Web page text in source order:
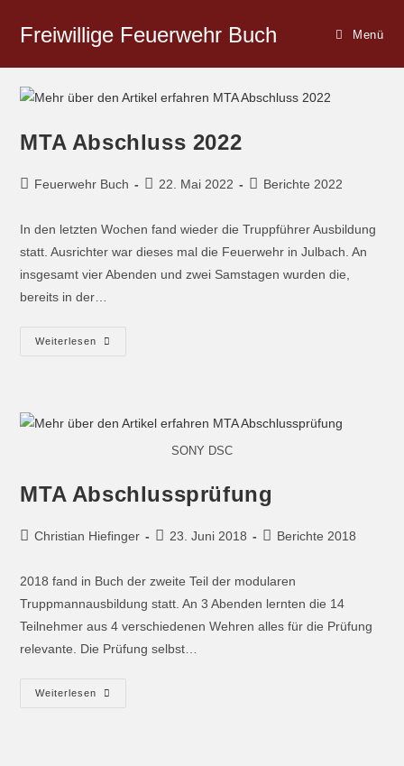
Freiwillige Feuerwehr Buch Menü
MTA Abschluss 2022
Feuerwehr Buch 22. Mai 2022 Berichte 2022
In den letzten Wochen fand wieder die Truppführer Ausbildung
statt. Ausrichter war dieses mal die Feuerwehr in Julbach. An
insgesamt vier Abenden und zwei Samstagen wurden die,
bereits in der…
Weiterlesen
SONY DSC
MTA Abschlussprüfung
Christian Hiefinger 23. Juni 2018 Berichte 2018
2018 fand in Buch der zweite Teil der modularen
Truppmannausbildung statt. An 3 Abenden lernten die 14
Teilnehmer aus 4 verschiedenen Wehren alles für die Prüfung
relevante. Die Prüfung selbst…
Weiterlesen